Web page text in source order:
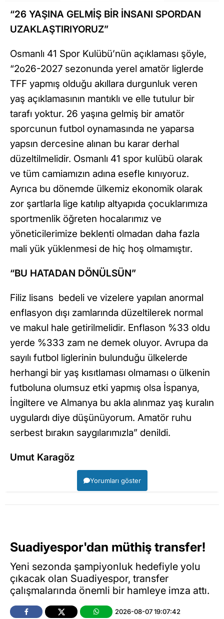
“26 YAŞINA GELMİŞ BİR İNSANI SPORDAN
UZAKLAŞTIRIYORUZ”
Osmanlı 41 Spor Kulübü’nün açıklaması şöyle,
“2o26-2027 sezonunda yerel amatör liglerde
TFF yapmış olduğu akıllara durgunluk veren
yaş açıklamasının mantıklı ve elle tutulur bir
tarafı yoktur. 26 yaşına gelmiş bir amatör
sporcunun futbol oynamasında ne yaparsa
yapsın dercesine alınan bu karar derhal
düzeltilmelidir. Osmanlı 41 spor kulübü olarak
ve tüm camiamızın adına esefle kınıyoruz.
Ayrıca bu dönemde ülkemiz ekonomik olarak
zor şartlarla lige katılıp altyapıda çocuklarımıza
sportmenlik öğreten hocalarımız ve
yöneticilerimize beklenti olmadan daha fazla
mali yük yüklenmesi de hiç hoş olmamıştır.
“BU HATADAN DÖNÜLSÜN”
Filiz lisans bedeli ve vizelere yapılan anormal
enflasyon dışı zamlarında düzeltilerek normal
ve makul hale getirilmelidir. Enflason %33 oldu
yerde %333 zam ne demek oluyor. Avrupa da
sayılı futbol liglerinin bulunduğu ülkelerde
herhangi bir yaş kısıtlaması olmaması o ülkenin
futboluna olumsuz etki yapmış olsa İspanya,
İngiltere ve Almanya bu akla alınmaz yaş kuralın
uygulardı diye düşünüyorum. Amatör ruhu
serbest bırakın saygılarımızla” denildi.
Umut Karagöz
Yorumları göster
Suadiyespor'dan müthiş transfer!
Yeni sezonda şampiyonluk hedefiyle yolu
çıkacak olan Suadiyespor, transfer
çalışmalarında önemli bir hamleye imza attı.
2026-08-07 19:07:42